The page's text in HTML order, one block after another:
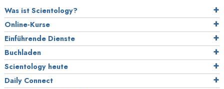
Was ist Scientology?
Online-Kurse
Einführende Dienste
Buchladen
Scientology heute
Daily Connect